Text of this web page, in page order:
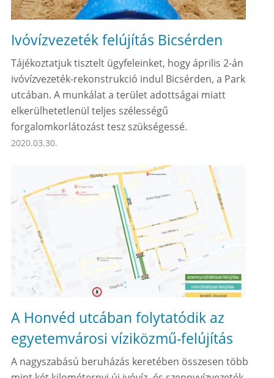
Ivóvízvezeték felújítás Bicsérden
Tájékoztatjuk tisztelt ügyfeleinket, hogy április 2-án
ivóvízvezeték-rekonstrukció indul Bicsérden, a Park
utcában. A munkálat a terület adottságai miatt
elkerülhetetlenül teljes szélességű
forgalomkorlátozást tesz szükségessé.
2020.03.30.
A Honvéd utcában folytatódik az
egyetemvárosi víziközmű-felújítás
A nagyszabású beruházás keretében összesen több